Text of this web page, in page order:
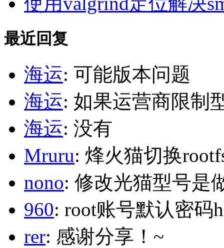
最近回复
海运: 可能版本问题
海运: 如果运营商限制
海运: 没有
Mruru: 烽火猫切换
nono: 修改光猫型号是
960: root账号默认密码
rer: 感谢分享！~